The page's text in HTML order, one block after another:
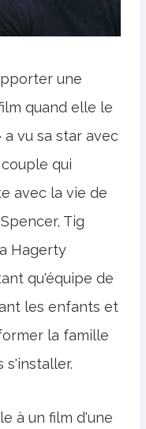
une
quand elle le
vu sa star avec
qui
avec la vie de
Tig
Hagerty
qu'équipe de
les enfants et
la famille
s'installer.
à un film d'une